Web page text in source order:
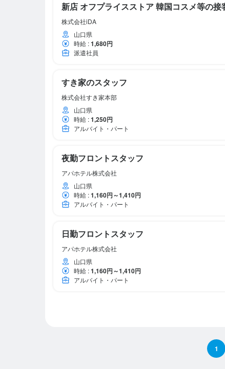
新店 オフプライスストア 韓国コスメ等の接
株式会社iDA
山口県
時給 :1,680円
派遣社員
すき家のスタッフ
株式会社すき家本部
山口県
時給 :1,250円
アルバイト・パート
夜勤フロントスタッフ
アパホテル株式会社
山口県
時給 :1,160円～1,410円
アルバイト・パート
日勤フロントスタッフ
アパホテル株式会社
山口県
時給 :1,160円～1,410円
アルバイト・パート
1